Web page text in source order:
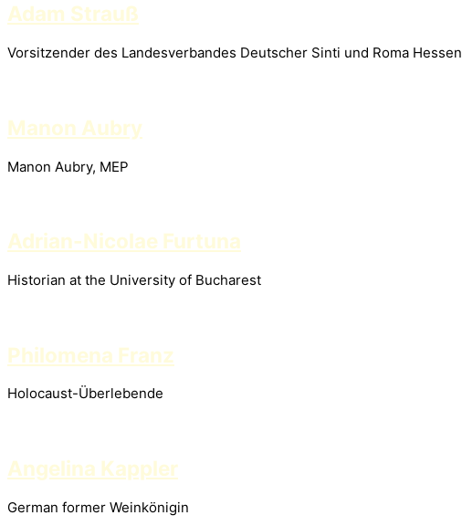
Adam Strauß
Vorsitzender des Landesverbandes Deutscher Sinti und Roma Hessen
Manon Aubry
Manon Aubry, MEP
Adrian-Nicolae Furtuna
Historian at the University of Bucharest
Philomena Franz
Holocaust-Überlebende
Angelina Kappler
German former Weinkönigin